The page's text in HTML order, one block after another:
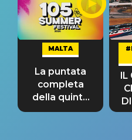
MALTA
La puntata
completa
della quinta
tappa